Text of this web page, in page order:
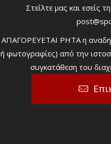
Στείλτε μας και εσείς
ΑΠΑΓΟΡΕΥΕΤΑΙ ΡΗΤΑ η
ή φωτογραφίες) από την
συγκατάθεση του